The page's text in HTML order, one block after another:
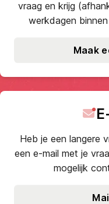
vraag en krijg
werkdagen
Maak
Heb je een langere
een e-mail met je
mogelijk